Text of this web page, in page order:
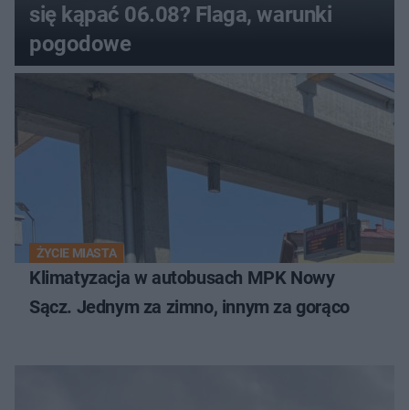
się kąpać 06.08? Flaga, warunki
pogodowe
ŻYCIE MIASTA
Klimatyzacja w autobusach MPK Nowy
Sącz. Jednym za zimno, innym za gorąco